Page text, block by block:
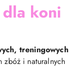
koni
treningowych
zbóż i naturalnych